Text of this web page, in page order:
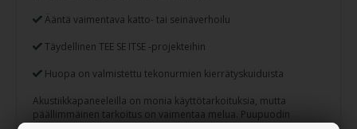
Ääntä vaimentava katto- tai seinäverhoilu
Täydellinen TEE SE ITSE -projekteihin
Huopa on valmistettu tekonurmien kierrätyskuiduista
Akustiikkapaneeleilla on monia käyttötarkoituksia, mutta
päällimmäinen tarkoitus on vaimentaa melua. Puupuodin